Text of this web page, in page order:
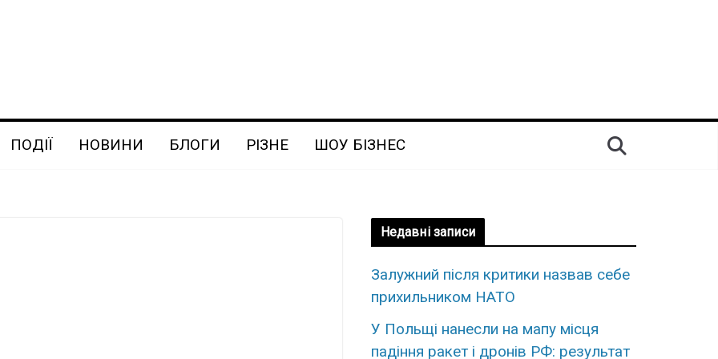
ПОДІЇ НОВИНИ БЛОГИ РІЗНЕ ШОУ БІЗНЕС
Недавні записи
Залужний після критики назвав себе
прихильником НАТО
У Польщі нанесли на мапу місця
падіння ракет і дронів РФ: результат